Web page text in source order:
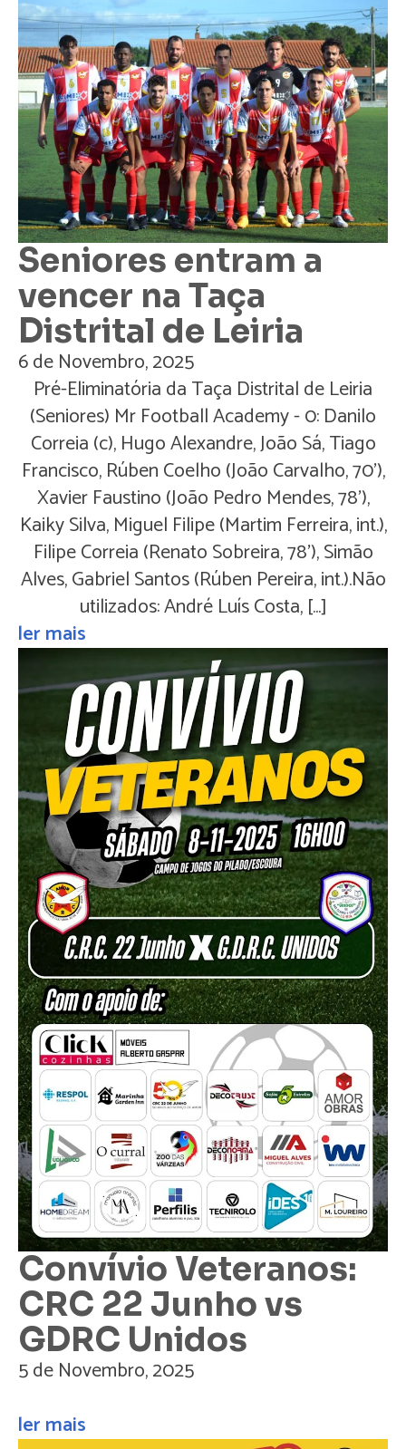
Seniores entram a
vencer na Taça
Distrital de Leiria
6 de Novembro, 2025
Pré-Eliminatória da Taça Distrital de Leiria
(Seniores) Mr Football Academy - 0: Danilo
Correia (c), Hugo Alexandre, João Sá, Tiago
Francisco, Rúben Coelho (João Carvalho, 70'),
Xavier Faustino (João Pedro Mendes, 78'),
Kaiky Silva, Miguel Filipe (Martim Ferreira, int.),
Filipe Correia (Renato Sobreira, 78'), Simão
Alves, Gabriel Santos (Rúben Pereira, int.).Não
utilizados: André Luís Costa, […]
ler mais
Convívio Veteranos:
CRC 22 Junho vs
GDRC Unidos
5 de Novembro, 2025
ler mais